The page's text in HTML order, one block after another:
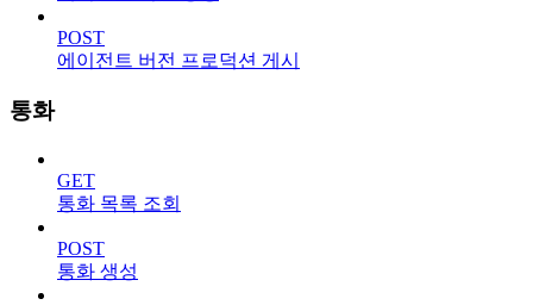
POST
에이전트 버전 프로덕션 게시
통화
GET
통화 목록 조회
POST
통화 생성